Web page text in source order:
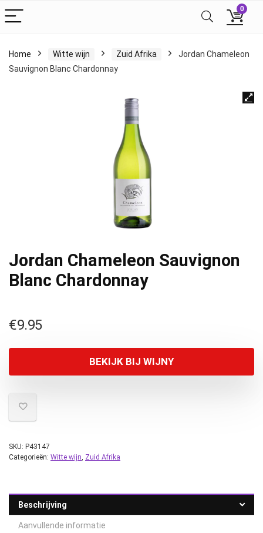
0
Home Witte wijn Zuid Afrika
Jordan Chameleon
Sauvignon Blanc Chardonnay
Jordan Chameleon Sauvignon
Blanc Chardonnay
€9.95
BEKIJK BIJ WIJNY
SKU: P43147
Categorieën: Witte wijn, Zuid Afrika
Beschrijving
Aanvullende informatie